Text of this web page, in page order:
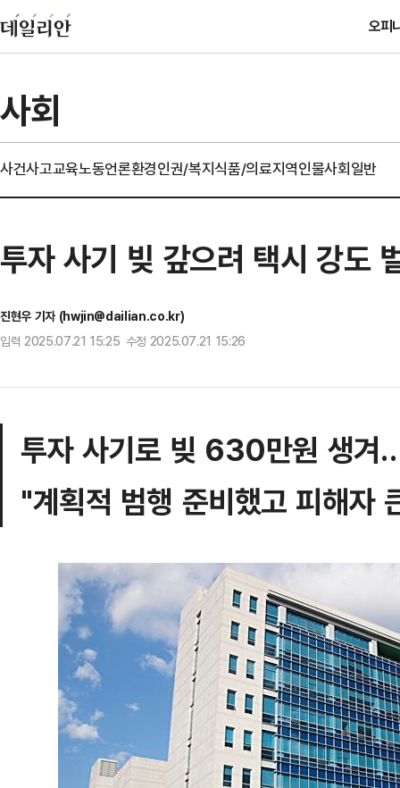
오피
사회
사건사고교육노동언론환경인권/복지식품/의료지역인물사회일반
투자 사기 빚 갚으려 택시 강
진현우 기자 (hwjin@dailian.co.kr)
입력 2025.07.21 15:25 수정 2025.07.21 15:26
투자 사기로 빚 630만원 생겨
"계획적 범행 준비했고 피해자